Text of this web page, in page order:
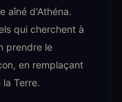
aîné d'Athéna.
qui cherchent à
prendre le
en remplaçant
Terre.